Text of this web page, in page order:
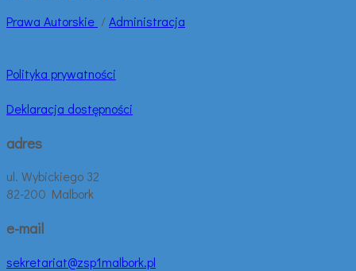
Prawa Autorskie /Administracja
Polityka prywatności
Deklaracja dostępności
adres
ul. Wybickiego 32
82-200 Malbork
e-mail
sekretariat@zsp1malbork.pl